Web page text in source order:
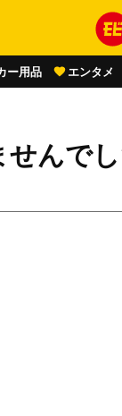
ー用品 エンタメ
せんで